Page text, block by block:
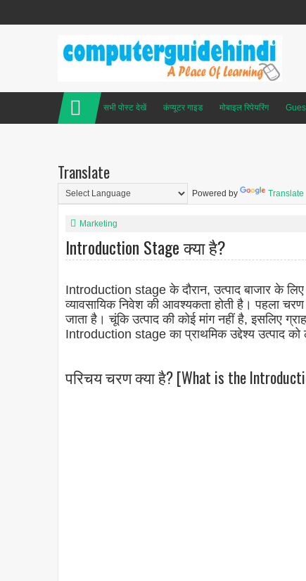
सभी पोस्ट देखें कंप्यूटर गाइड मोबाइल रिपेयरिंग
Translate
Powered by Translate
Marketing
Introduction Stage क्या है?
Introduction stage के दौरान, उत्पाद बाजार के
व्यावसायिक निवेश की आवश्यकता होती है। पहला
जाता है। चूंकि उत्पाद की कोई मांग नहीं है, इसलिए
Introduction stage का प्राथमिक उद्देश्य उत्पाद को
परिचय चरण क्या है? [What is the